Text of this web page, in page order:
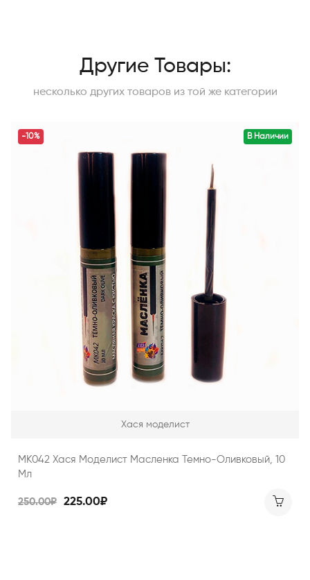
Другие Товары:
несколько других товаров из той же категории
В Наличии
-10%
Хася моделист
МК042 Хася Моделист Масленка Темно-Оливковый, 10
Мл
250.00₽ 225.00₽